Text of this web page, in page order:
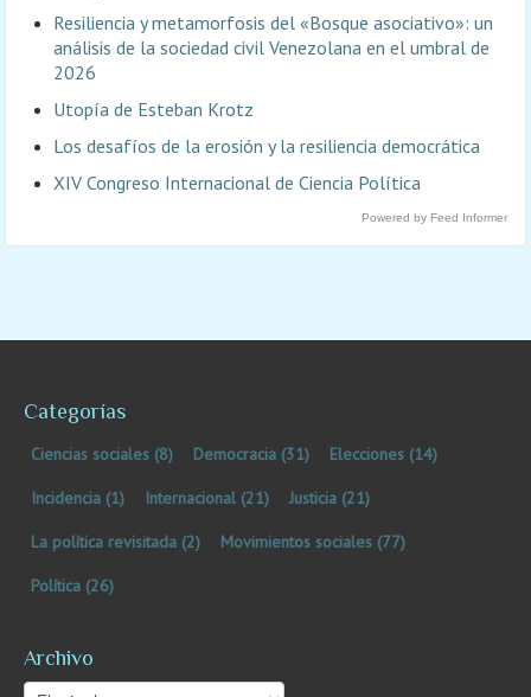
Resiliencia y metamorfosis del «Bosque asociativo»: un
análisis de la sociedad civil Venezolana en el umbral de
2026
Utopía de Esteban Krotz
Los desafíos de la erosión y la resiliencia democrática
XIV Congreso Internacional de Ciencia Política
Powered by Feed Informer
Categorías
Ciencias sociales (8) Democracia (31) Elecciones (14)
Incidencia (1) Internacional (21) Justicia (21)
La política revisitada (2) Movimientos sociales (77)
Política (26)
Archivo
Archivo